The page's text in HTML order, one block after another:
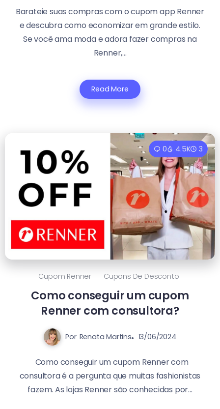
Barateie suas compras com o cupom app Renner
e descubra como economizar em grande estilo.
Se você ama moda e adora fazer compras na
Renner,...
Read More
0 4.5K 3
Cupom Renner Cupons De Desconto
Como conseguir um cupom
Renner com consultora?
Por Renata Martins 13/06/2024
Como conseguir um cupom Renner com
consultora é a pergunta que muitas fashionistas
fazem. As lojas Renner são conhecidas por...